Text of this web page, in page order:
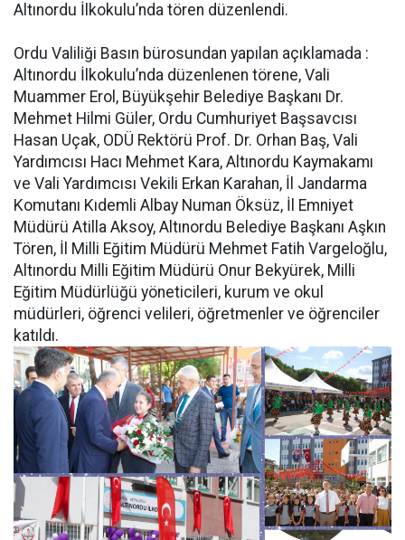
Altınordu İlkokulu’nda tören düzenlendi.
Ordu Valiliği Basın bürosundan yapılan açıklamada :
Altınordu İlkokulu’nda düzenlenen törene, Vali
Muammer Erol, Büyükşehir Belediye Başkanı Dr.
Mehmet Hilmi Güler, Ordu Cumhuriyet Başsavcısı
Hasan Uçak, ODÜ Rektörü Prof. Dr. Orhan Baş, Vali
Yardımcısı Hacı Mehmet Kara, Altınordu Kaymakamı
ve Vali Yardımcısı Vekili Erkan Karahan, İl Jandarma
Komutanı Kıdemli Albay Numan Öksüz, İl Emniyet
Müdürü Atilla Aksoy, Altınordu Belediye Başkanı Aşkın
Tören, İl Milli Eğitim Müdürü Mehmet Fatih Vargeloğlu,
Altınordu Milli Eğitim Müdürü Onur Bekyürek, Milli
Eğitim Müdürlüğü yöneticileri, kurum ve okul
müdürleri, öğrenci velileri, öğretmenler ve öğrenciler
katıldı.